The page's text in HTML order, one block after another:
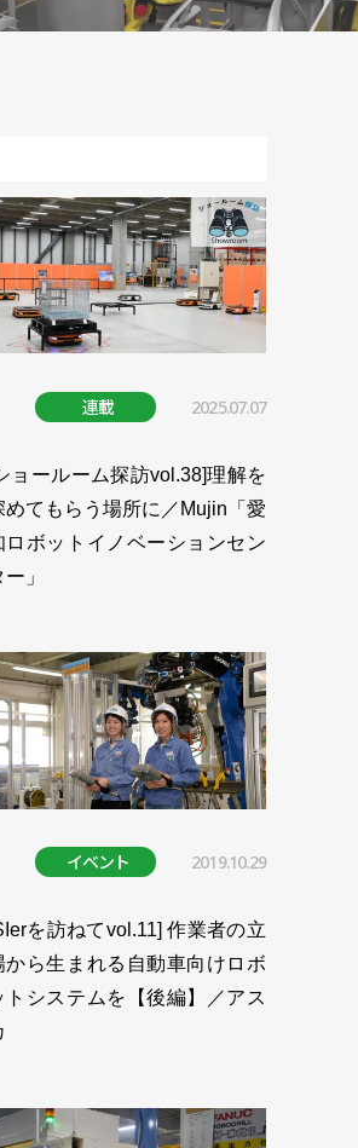
連載 2025.07.07
ョールーム探訪vol.38]理解を
めてもらう場所に／Mujin「愛
ロボットイノベーションセン
ー」
イベント 2019.10.29
を訪ねてvol.11] 作業者の立
から生まれる自動車向けロボ
トシステムを【後編】／アス